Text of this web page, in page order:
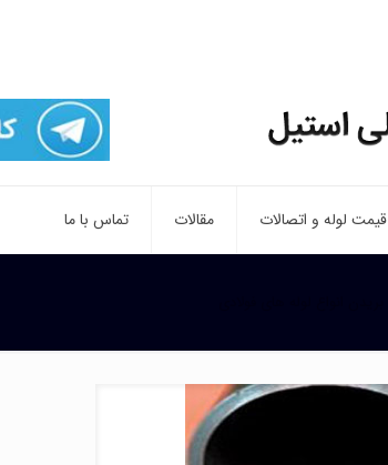
قیمت لوله و اتصالات مقالات تماس با ما